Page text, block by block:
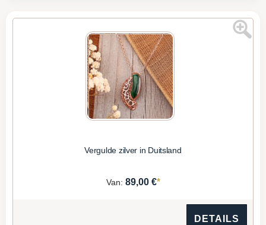
Vergulde zilver in Duitsland
Van: 89,00 €*
DETAILS